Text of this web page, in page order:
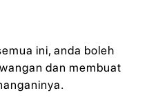
ini, anda boleh
dan membuat